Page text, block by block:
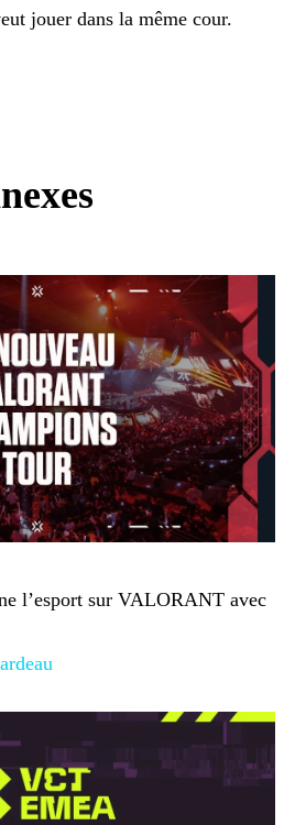
jouer dans la même cour.
l’esport sur VALORANT avec